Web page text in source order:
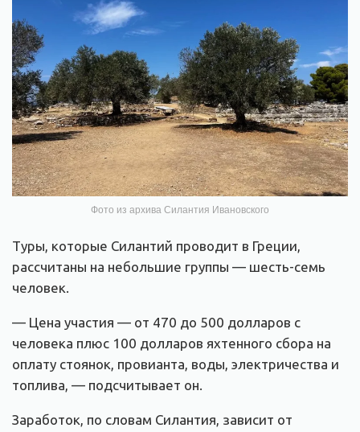
Фото из архива Силантия Ивановского
Туры, которые Силантий проводит в Греции,
рассчитаны на небольшие группы — шесть-семь
человек.
— Цена участия — от 470 до 500 долларов с
человека плюс 100 долларов яхтенного сбора на
оплату стоянок, провианта, воды, электричества и
топлива, — подсчитывает он.
Заработок, по словам Силантия, зависит от